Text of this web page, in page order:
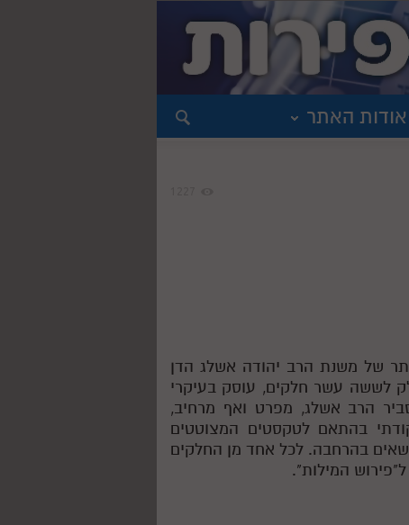
אודות האתר
של משנת הרב יהודה אשלג הדן
לששה עשר חלקים, עוסק בעיקרי
הרב אשלג, מפרט ואף מרחיב,
בהתאם לטקסטים המצוטטים
בהרחבה. לכל אחד מן החלקים
ל"פירוש המילות".